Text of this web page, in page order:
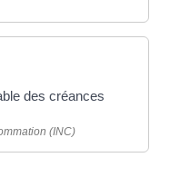
des créances
(INC)